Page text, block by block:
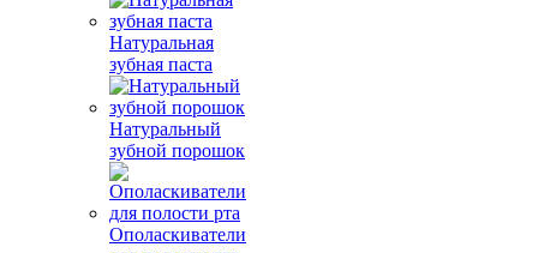
Натуральная
зубная паста
Натуральный
зубной порошок
Ополаскиватели